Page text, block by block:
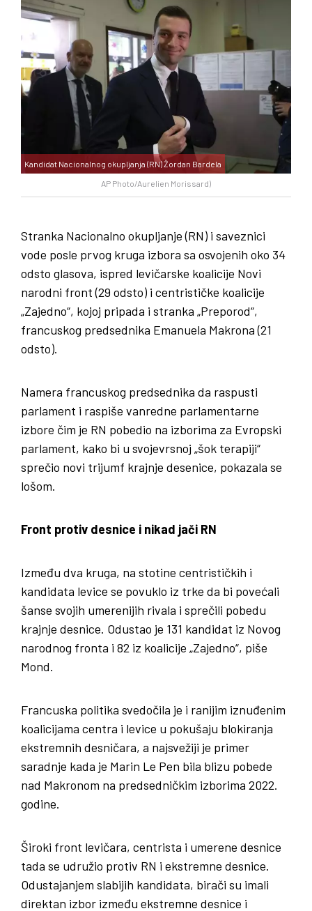
AP Photo/Aurelien Morissard)
Kandidat Nacionalnog okupljanja (RN) Žordan Bardela
Stranka Nacionalno okupljanje (RN) i saveznici
vode posle prvog kruga izbora sa osvojenih oko 34
odsto glasova, ispred levičarske koalicije Novi
narodni front (29 odsto) i centrističke koalicije
„Zajedno“, kojoj pripada i stranka „Preporod“,
francuskog predsednika Emanuela Makrona (21
odsto).
Namera francuskog predsednika da raspusti
parlament i raspiše vanredne parlamentarne
izbore čim je RN pobedio na izborima za Evropski
parlament, kako bi u svojevrsnoj „šok terapiji“
sprečio novi trijumf krajnje desenice, pokazala se
lošom.
Front protiv desnice i nikad jači RN
Između dva kruga, na stotine centrističkih i
kandidata levice se povuklo iz trke da bi povećali
šanse svojih umerenijih rivala i sprečili pobedu
krajnje desnice. Odustao je 131 kandidat iz Novog
narodnog fronta i 82 iz koalicije „Zajedno“, piše
Mond.
Francuska politika svedočila je i ranijim iznuđenim
koalicijama centra i levice u pokušaju blokiranja
ekstremnih desničara, a najsvežiji je primer
saradnje kada je Marin Le Pen bila blizu pobede
nad Makronom na predsedničkim izborima 2022.
godine.
Široki front levičara, centrista i umerene desnice
tada se udružio protiv RN i ekstremne desnice.
Odustajanjem slabijih kandidata, birači su imali
direktan izbor između ekstremne desnice i